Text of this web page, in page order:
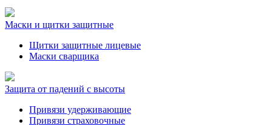
Маски и щитки защитные
Щитки защитные лицевые
Маски сварщика
Защита от падений с высоты
Привязи удерживающие
Привязи страховочные